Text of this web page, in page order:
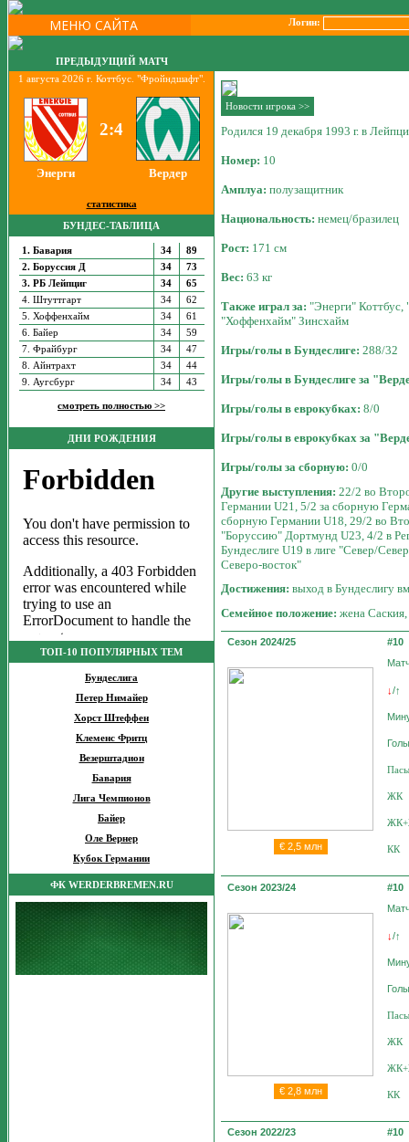
МЕНЮ САЙТА Логин:
ПРЕДЫДУЩИЙ МАТЧ
1 августа 2026 г. Коттбус. "Фройндшафт".
2:4
Энерги Вердер
статистика
БУНДЕС-ТАБЛИЦА
1. Бавария 34
89
2. Боруссия Д
34
73
3. РБ Лейпциг
34
65
4. Штуттгарт
34
62
5. Хоффенхайм
34
61
6. Байер
34
59
7. Фрайбург
34
47
8. Айнтрахт
34
44
9. Аугсбург
34 43
смотреть полностью >>
ДНИ РОЖДЕНИЯ
ТОП-10 ПОПУЛЯРНЫХ ТЕМ
Бундеслига
Петер Нимайер
Хорст Штеффен
Клеменс Фритц
Везерштадион
Бавария
Лига Чемпионов
Байер
Оле Вернер
Кубок Германии
ФК WERDERBREMEN.RU
Новости игрока >>
Родился 19 декабря 1993 г. в
Номер: 10
Амплуа: полузащитник
Национальность: немец/бразилец
Рост: 171 см
Вес: 63 кг
Также играл за: "Энерги"
"Хоффенхайм" Зинсхайм
Игры/голы в Бундеслиге: 288/32
Игры/голы в Бундеслиге за
Игры/голы в еврокубках: 8/0
Игры/голы в еврокубках за
Игры/голы за сборную: 0/0
Другие выступления: 22/2 во
Германии U21, 5/2 за сборную
сборную Германии U18, 29/2 во
"Боруссию" Дортмунд U23, 4/2 в
Бундеслиге U19 в лиге "Север/
Северо-восток"
Достижения: выход в Бундеслигу
Семейное положение: жена
Сезон 2024/25 #10
€ 2,5 млн
↓/↑
ЖК
КК
Сезон 2023/24 #10
€ 2,8 млн
↓/↑
ЖК
КК
Сезон 2022/23 #10